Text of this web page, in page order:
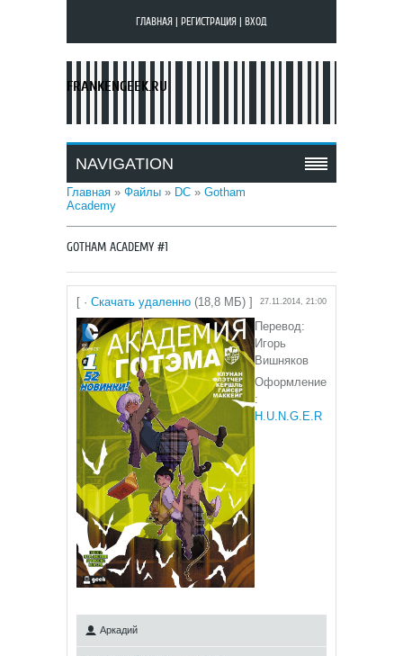
ГЛАВНАЯ РЕГИСТРАЦИЯ ВХОД
FRANKENGEEK.RU
NAVIGATION
Главная » Файлы » DC » Gotham
Academy
GOTHAM ACADEMY #1
[ · Скачать удаленно (18,8 МБ) ] 27.11.2014, 21:00
Перевод:
Игорь
Вишняков
Оформление
:
H.U.N.G.E.R
Аркадий